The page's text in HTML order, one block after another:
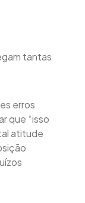
tantas
erros
que “isso
atitude